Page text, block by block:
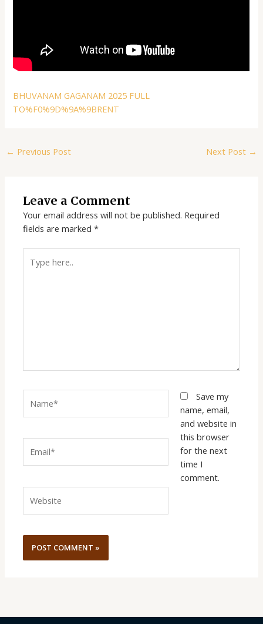
BHUVANAM GAGANAM 2025 FULL
TO%F0%9D%9A%9BRENT
← Previous Post Next Post →
Leave a Comment
Your email address will not be published. Required
fields are marked*
here..
Save my
name, email,
and website in
this browser
for the next
time I
comment.